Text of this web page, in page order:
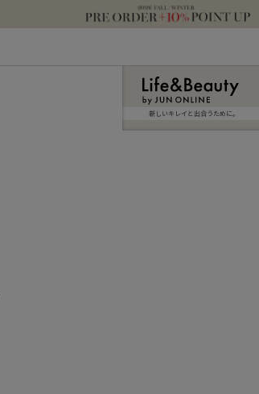
新しいキレイと出合うために。